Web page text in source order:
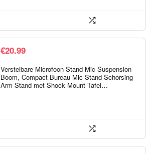
€20.99
Verstelbare Microfoon Stand Mic Suspension
Boom, Compact Bureau Mic Stand Schorsing
Arm Stand met Shock Mount Tafel…